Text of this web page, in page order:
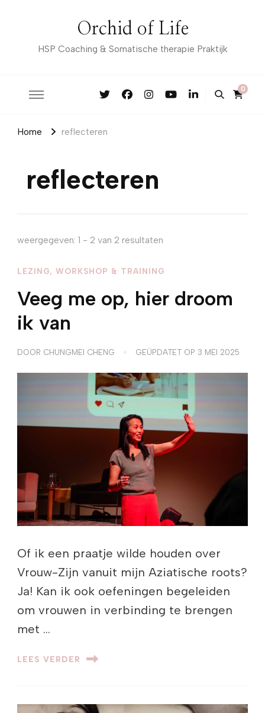
Orchid of Life
HSP Coaching & Somatische therapie Praktijk
0
Home reflecteren
reflecteren
weergegeven: 1 - 2 van 2 resultaten
LEZING, WORKSHOP & TRAINING
Veeg me op, hier droom
ik van
DOOR CHUNGMEI CHENG GEÜPDATET OP 3 MEI 2025
Of ik een praatje wilde houden over
Vrouw-Zijn vanuit mijn Aziatische roots?
Ja! Kan ik ook oefeningen begeleiden
om vrouwen in verbinding te brengen
met …
LEES VERDER